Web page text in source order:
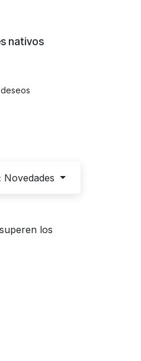
nativos
Novedades
los